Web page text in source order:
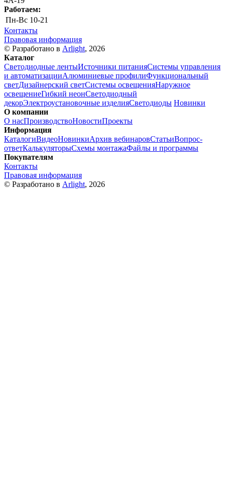
Работаем:
Пн-Вс 10-21
Контакты
Правовая информация
© Разработано в Arlight, 2026
Каталог
Светодиодные лентыИсточники питанияСистемы управления
и автоматизацииАлюминиевые профилиФункциональный
светДизайнерский светСистемы освещенияНаружное
освещениеГибкий неонСветодиодный
декорЭлектроустановочные изделияСветодиоды Новинки
О компании
О насПроизводствоНовостиПроекты
Информация
КаталогиВидеоНовинкиАрхив вебинаровСтатьиВопрос-
ответКалькуляторыСхемы монтажаФайлы и программы
Покупателям
Контакты
Правовая информация
© Разработано в Arlight, 2026